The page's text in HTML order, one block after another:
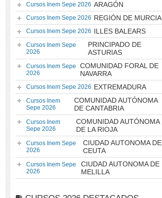
Cursos Inem Sepe 2026 ARAGÓN
Cursos Inem Sepe 2026 REGIÓN DE MURCIA
Cursos Inem Sepe 2026 ILLES BALEARS
Cursos Inem Sepe
2026
PRINCIPADO DE
ASTURIAS
Cursos Inem Sepe
2026
COMUNIDAD FORAL DE
NAVARRA
Cursos Inem Sepe 2026 EXTREMADURA
Cursos Inem
Sepe 2026
COMUNIDAD AUTÓNOMA
DE CANTABRIA
Cursos Inem
Sepe 2026
COMUNIDAD AUTÓNOMA
DE LA RIOJA
Cursos Inem Sepe
2026
CIUDAD AUTONOMA DE
CEUTA
Cursos Inem Sepe
2026
CIUDAD AUTONOMA DE
MELILLA